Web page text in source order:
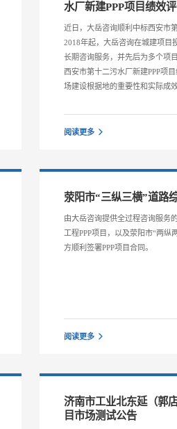
水厂新建PPP项目绩效
近日，大岳咨询顺利中标西安市
2018年起，大岳咨询在城建项目
长期咨询服务，并先后为多个项
西安市第十二污水厂新建PPP项
场建设根据地的重要性和实际成效
阅读更多
荥阳市“三纵三横”道路
由大岳咨询提供全过程咨询服务
工程PPP项目，以及荥阳市“两纵
方顺利签署PPP项目合同。
阅读更多
济南市工业北东延（郭
目市场测试公告